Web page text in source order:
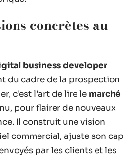
concrètes au
business developer
du cadre de la prospection
c’est l’art de lire le marché
pour flairer de nouveaux
Il construit une vision
commercial, ajuste son cap
par les clients et les